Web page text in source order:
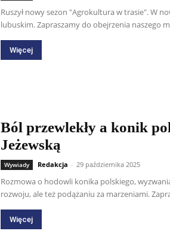
Ruszył nowy sezon "Agrokultura w trasie". W
lubuskim. Zapraszamy do obejrzenia naszego
Więcej
Ból przewlekły a konik
Jeżewską
Wywiady Redakcja - 29 października 2025
Rozmowa o hodowli konika polskiego,
rozwoju, ale też podążaniu za marzeniami.
Więcej